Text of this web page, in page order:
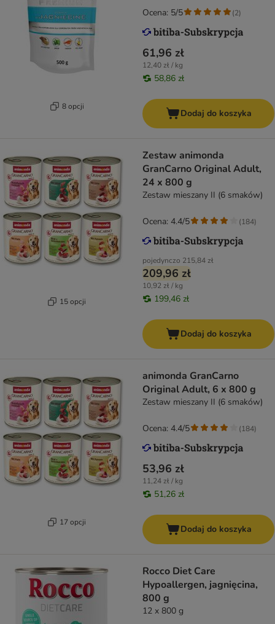
8 opcji
61,96 zł
12,40 zł / kg
58,86 zł
Ocena: 5/5 (2)
Dodaj do koszyka
15 opcji
Zestaw animonda
GranCarno Original Adult,
24 x 800 g
Zestaw mieszany II (6 smaków)
pojedynczo 215,84 zł
209,96 zł
10,92 zł / kg
199,46 zł
Ocena: 4.4/5 (184)
Dodaj do koszyka
17 opcji
animonda GranCarno
Original Adult, 6 x 800 g
Zestaw mieszany II (6 smaków)
53,96 zł
11,24 zł / kg
51,26 zł
Ocena: 4.4/5 (184)
Dodaj do koszyka
Rocco Diet Care
Hypoallergen, jagnięcina,
800 g
12 x 800 g